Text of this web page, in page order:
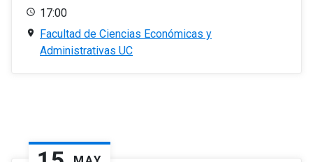
17:00
Facultad de Ciencias Económicas y
Administrativas UC